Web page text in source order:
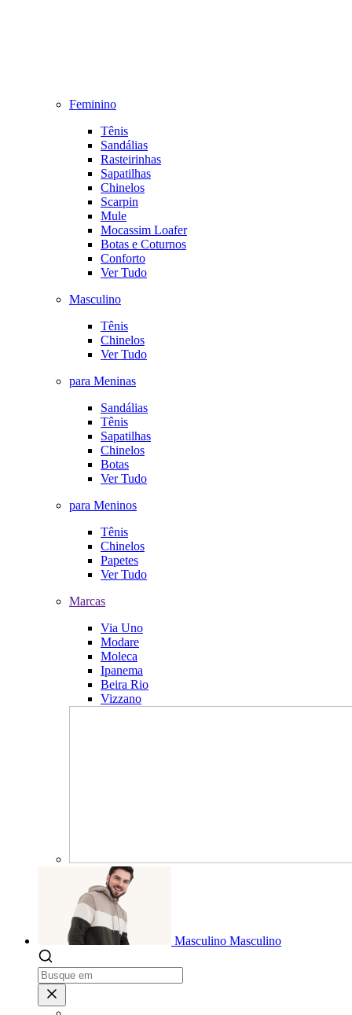
Feminino
Tênis
Sandálias
Rasteirinhas
Sapatilhas
Chinelos
Scarpin
Mule
Mocassim Loafer
Botas e Coturnos
Conforto
Ver Tudo
Masculino
Tênis
Chinelos
Ver Tudo
para Meninas
Sandálias
Tênis
Sapatilhas
Chinelos
Botas
Ver Tudo
para Meninos
Tênis
Chinelos
Papetes
Ver Tudo
Marcas
Via Uno
Modare
Moleca
Ipanema
Beira Rio
Vizzano
Masculino Masculino